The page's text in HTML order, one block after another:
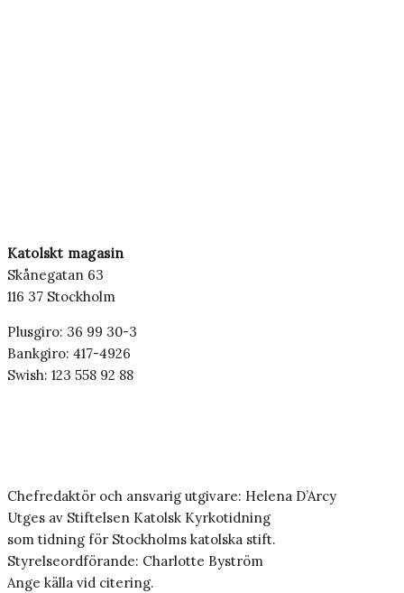
Katolskt magasin
Skånegatan 63
116 37 Stockholm
Plusgiro: 36 99 30-3
Bankgiro: 417-4926
Swish: 123 558 92 88
Chefredaktör och ansvarig utgivare: Helena D’Arcy
Utges av Stiftelsen Katolsk Kyrkotidning
som tidning för Stockholms katolska stift.
Styrelseordförande: Charlotte Byström
Ange källa vid citering.